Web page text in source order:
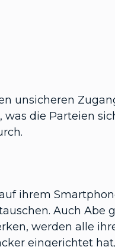
unsicheren
was die Parteien
ihrem
Auch Abe
werden alle
eingerichtet